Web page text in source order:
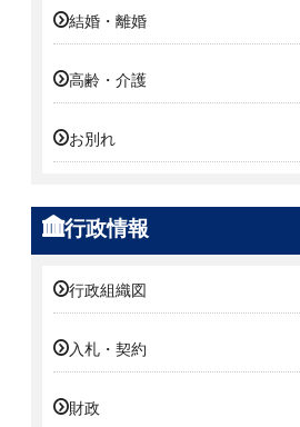
結婚・離婚
高齢・介護
お別れ
行政情報
行政組織図
入札・契約
財政